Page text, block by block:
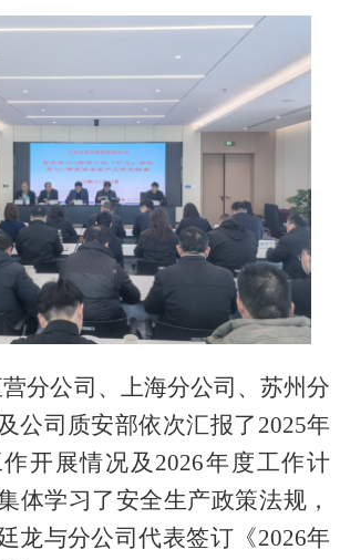
分公司、上海分公司、苏州分
公司质安部依次汇报了 2025年
开展情况及 2026年度工作计
体学习了安全生产政策法规，
龙与分公司代表签订《2026年